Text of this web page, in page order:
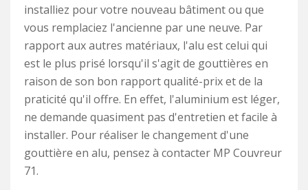
installiez pour votre nouveau bâtiment ou que
vous remplaciez l'ancienne par une neuve. Par
rapport aux autres matériaux, l'alu est celui qui
est le plus prisé lorsqu'il s'agit de gouttières en
raison de son bon rapport qualité-prix et de la
praticité qu'il offre. En effet, l'aluminium est léger,
ne demande quasiment pas d'entretien et facile à
installer. Pour réaliser le changement d'une
gouttière en alu, pensez à contacter MP Couvreur
71.